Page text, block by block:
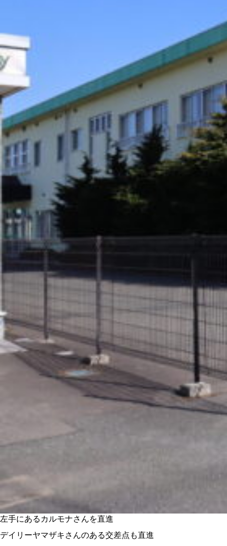
左手にあるカルモナさんを直進
デイリーヤマザキさんのある交差点も直進